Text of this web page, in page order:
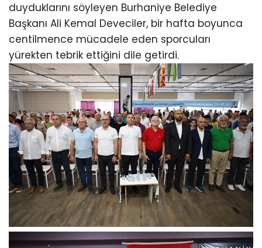
duyduklarını söyleyen Burhaniye Belediye
Başkanı Ali Kemal Deveciler, bir hafta boyunca
centilmence mücadele eden sporcuları
yürekten tebrik ettiğini dile getirdi.